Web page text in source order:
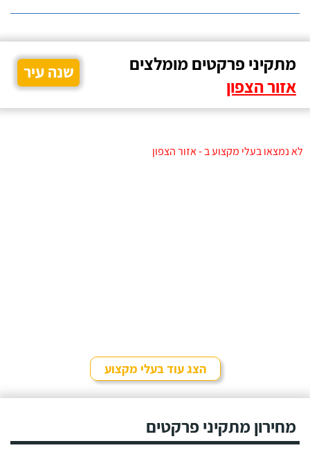
מתקיני פרקטים מומלצים
אזור הצפון
שנה עיר
לא נמצאו בעלי מקצוע ב - אזור הצפון
הצג עוד בעלי מקצוע
מחירון מתקיני פרקטים